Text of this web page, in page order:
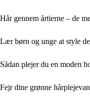
Hår gennem årtierne – de
Lær børn og unge at style
Sådan plejer du en moden
Fejr dine grønne